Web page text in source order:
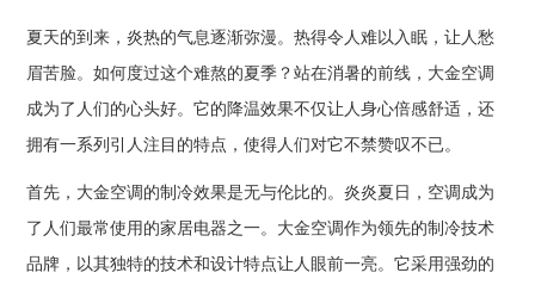
夏天的到来，炎热的气息逐渐弥漫。热得令人难以入眠，让人愁
眉苦脸。如何度过这个难熬的夏季？站在消暑的前线，大金空调
成为了人们的心头好。它的降温效果不仅让人身心倍感舒适，还
拥有一系列引人注目的特点，使得人们对它不禁赞叹不已。
首先，大金空调的制冷效果是无与伦比的。炎炎夏日，空调成为
了人们最常使用的家居电器之一。大金空调作为领先的制冷技术
品牌，以其独特的技术和设计特点让人眼前一亮。它采用强劲的